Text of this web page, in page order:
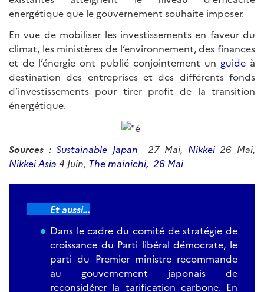
energétique que le gouvernement souhaite imposer.
En vue de mobiliser les investissements en faveur du
climat, les ministères de l’environnement, des finances
et de l’énergie ont publié conjointement un guideà
destination des entreprises et des différents fonds
d’investissements pour tirer profit de la transition
énergétique.
Sources :Sustainable Japan 27 Mai, Nikkei26 Mai,
Nikkei Asia 4 Juin, The mainichi, 26 Mai
Et aussi...
Dans le cadre du comité de stratégie de
croissance du Parti libéral démocrate, le
parti du Premier ministre recommande
au gouvernement japonais de
reconsidérer la tarification carbone. En